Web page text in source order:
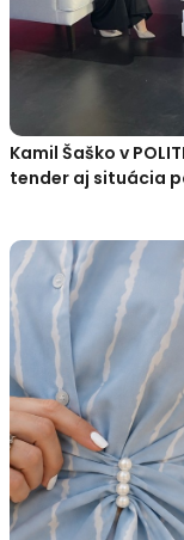
Kamil Šaško v
tender aj situácia